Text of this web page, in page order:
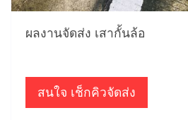
ผลงานจัดส่ง เสากั้นล้อ
สนใจ เช็กคิวจัดส่ง